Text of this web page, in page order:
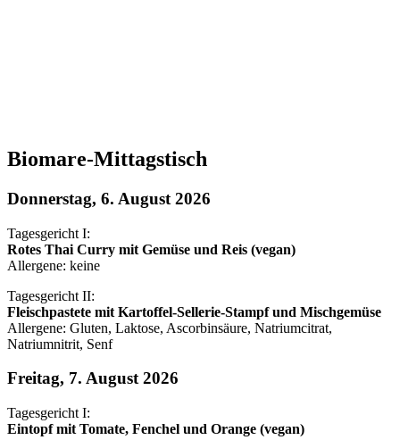
Biomare-Mittagstisch
Donnerstag, 6. August 2026
Tagesgericht I:
Rotes Thai Curry mit Gemüse und Reis (vegan)
Allergene: keine
Tagesgericht II:
Fleischpastete mit Kartoffel-Sellerie-Stampf und Mischgemüse
Allergene: Gluten, Laktose, Ascorbinsäure, Natriumcitrat,
Natriumnitrit, Senf
Freitag, 7. August 2026
Tagesgericht I:
Eintopf mit Tomate, Fenchel und Orange (vegan)